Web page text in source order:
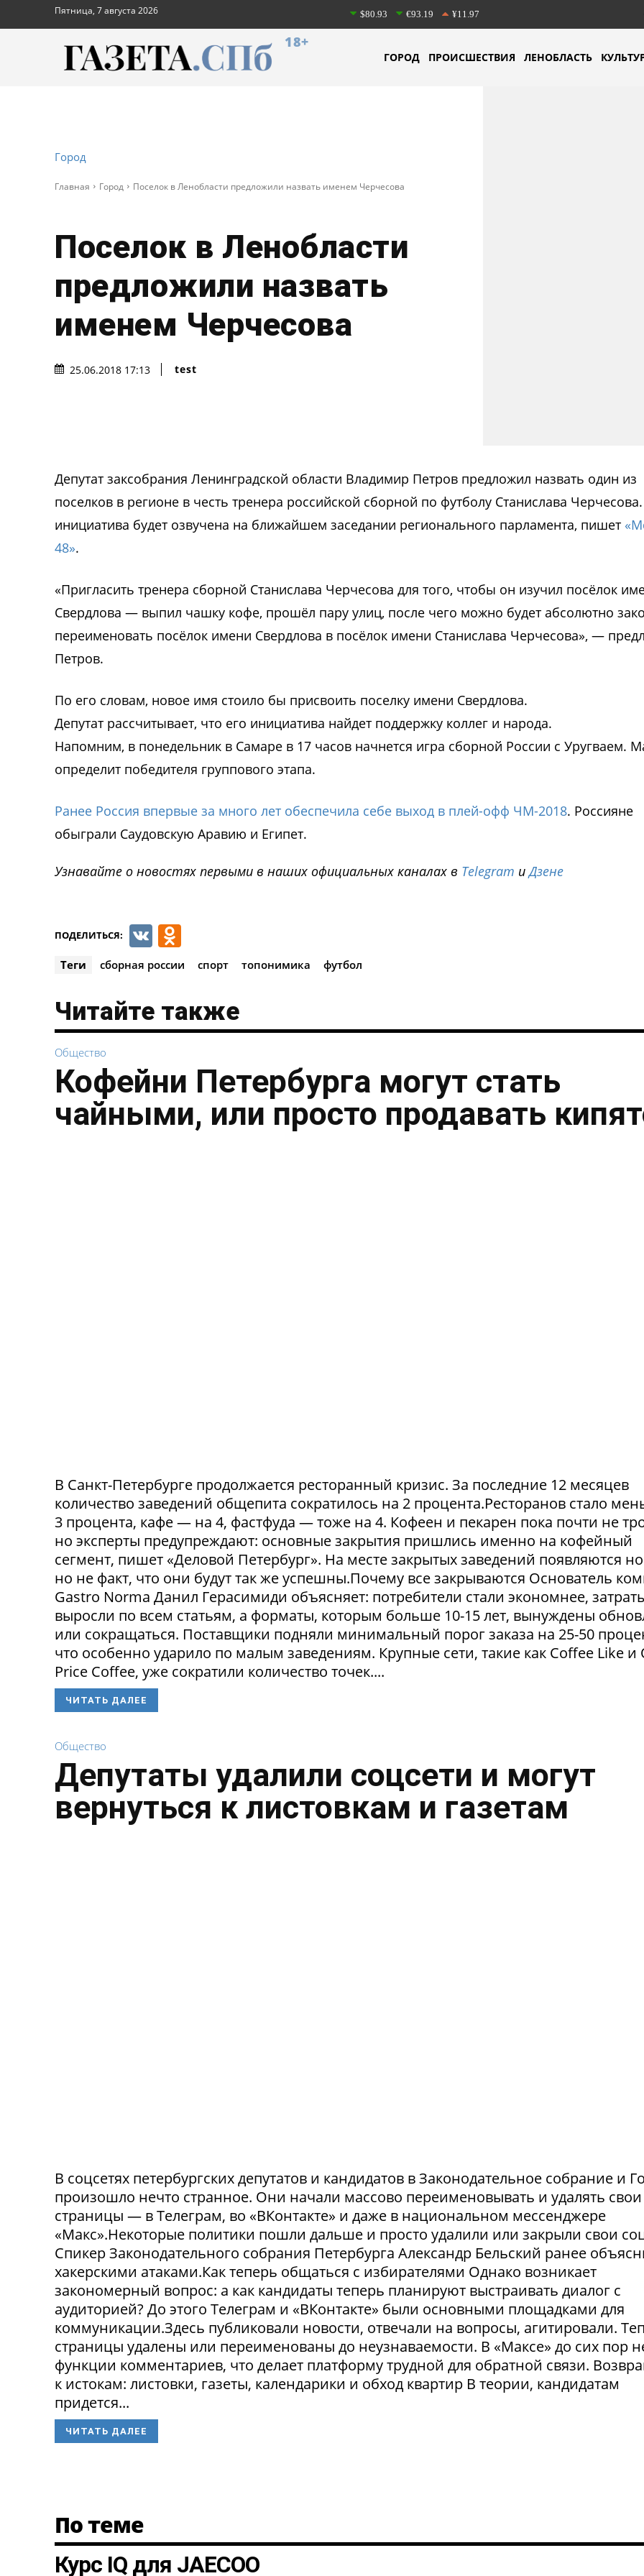
Пятница, 7 августа 2026 $80.93 €93.19 ¥11.97
18+
ГОРОД ПРОИСШЕСТВИЯ ЛЕНОБЛАСТЬ
Город
Главная Город Поселок в Ленобласти предложили назвать именем Черчесова
Поселок в Ленобласти
предложили назвать
именем Черчесова
25.06.2018 17:13 test
Депутат заксобрания Ленинградской области Владимир Петров предложил назвать один из
поселков в регионе в честь тренера российской сборной по футболу Станислава
инициатива будет озвучена на ближайшем заседании регионального парламента, пишет
48».
«Пригласить тренера сборной Станислава Черчесова для того, чтобы он изучил посёлок
Свердлова — выпил чашку кофе, прошёл пару улиц, после чего можно будет абсолютно
переименовать посёлок имени Свердлова в посёлок имени Станислава Черчесова», —
Петров.
По его словам, новое имя стоило бы присвоить поселку имени Свердлова.
Депутат рассчитывает, что его инициатива найдет поддержку коллег и народа.
Напомним, в понедельник в Самаре в 17 часов начнется игра сборной России с Уругваем.
определит победителя группового этапа.
Ранее Россия впервые за много лет обеспечила себе выход в плей-офф ЧМ-2018. Россияне
обыграли Саудовскую Аравию и Египет.
Узнавайте о новостях первыми в наших официальных каналах в Telegram иДзене
ПОДЕЛИТЬСЯ: VK
Теги сборная россии спорт топонимика футбол
Читайте также
Общество
Кофейни Петербурга могут стать
чайными, или просто продавать
В Санкт-Петербурге продолжается ресторанный кризис. За последние 12 месяцев
количество заведений общепита сократилось на 2 процента.Ресторанов стало
3 процента, кафе — на 4, фастфуда — тоже на 4. Кофеен и пекарен пока почти не
но эксперты предупреждают: основные закрытия пришлись именно на кофейный
сегмент, пишет «Деловой Петербург». На месте закрытых заведений появляются
но не факт, что они будут так же успешны.Почему все закрываются Основатель
Gastro Norma Данил Герасимиди объясняет: потребители стали экономнее,
выросли по всем статьям, а форматы, которым больше 10-15 лет, вынуждены
или сокращаться. Поставщики подняли минимальный порог заказа на 25-50
что особенно ударило по малым заведениям. Крупные сети, такие как Coffee Like и
Price Coffee, уже сократили количество точек....
ЧИТАТЬ ДАЛЕЕ
Общество
Депутаты удалили соцсети и могут
вернуться к листовкам и газетам
В соцсетях петербургских депутатов и кандидатов в Законодательное собрание и
произошло нечто странное. Они начали массово переименовывать и удалять свои
страницы — в Телеграм, во «ВКонтакте» и даже в национальном мессенджере
«Макс».Некоторые политики пошли дальше и просто удалили или закрыли свои
Спикер Законодательного собрания Петербурга Александр Бельский ранее
хакерскими атаками.Как теперь общаться с избирателями Однако возникает
закономерный вопрос: а как кандидаты теперь планируют выстраивать диалог с
аудиторией? До этого Телеграм и «ВКонтакте» были основными площадками для
коммуникации.Здесь публиковали новости, отвечали на вопросы, агитировали.
страницы удалены или переименованы до неузнаваемости. В «Максе» до сих пор
функции комментариев, что делает платформу трудной для обратной связи.
к истокам: листовки, газеты, календарики и обход квартир В теории, кандидатам
придется...
ЧИТАТЬ ДАЛЕЕ
По теме
Курс IQ для JAECOO